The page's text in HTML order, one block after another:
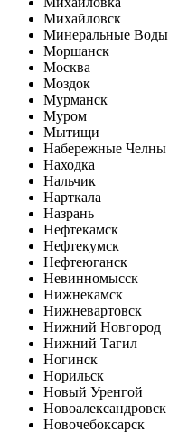
Михайловск
Минеральные Воды
Моршанск
Москва
Моздок
Мурманск
Муром
Мытищи
Набережные Челны
Находка
Нальчик
Нарткала
Назрань
Нефтекамск
Нефтекумск
Нефтеюганск
Невинномысск
Нижнекамск
Нижневартовск
Нижний Новгород
Нижний Тагил
Ногинск
Норильск
Новый Уренгой
Новоалександровск
Новочебоксарск